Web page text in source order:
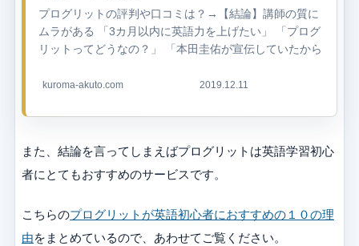
プログリットの評判や口コミは？→【結論】講師の質に
ムラがある 「3カ月以内に英語力を上げたい」 「プログ
リットってどうなの？」 「本田圭佑が宣伝していたから
kuroma-akuto.com 2019.12.11
また、結論を言ってしまえばプログリットは英語学習初心
者にとてもおすすめのサービスです。
こちらのプログリットが英語初心者におすすめの１０の理
由をまとめているので、あわせてご覧ください。